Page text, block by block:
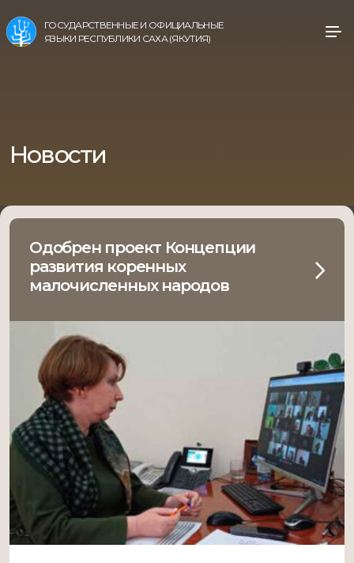
ГОСУДАРСТВЕННЫЕ И ОФИЦИАЛЬНЫЕ
ЯЗЫКИ РЕСПУБЛИКИ САХА (ЯКУТИЯ)
Новости
Одобрен проект Концепции
развития коренных
малочисленных народов